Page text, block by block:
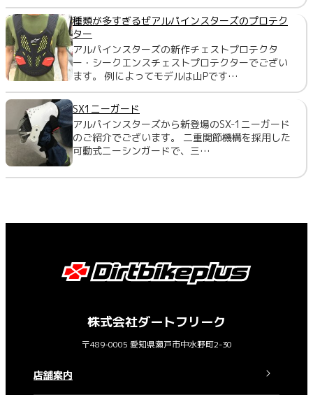
種類が多すぎるぜアルパインスターズのプロテク
ター
アルパインスターズの新作チェストプロテクタ
ー・シークエンスチェストプロテクターでござい
ます。 例によってモデルは山Pです…
SX1ニーガード
アルパインスターズから新登場のSX-1ニーガード
のご紹介でございます。 二重関節機構を採用した
可動式ニーシンガードで、三…
株式会社ダートフリーク
〒489-0005 愛知県瀬戸市中水野町2-30
店舗案内